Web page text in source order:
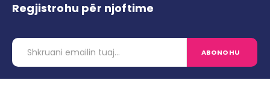
Regjistrohu për njoftime